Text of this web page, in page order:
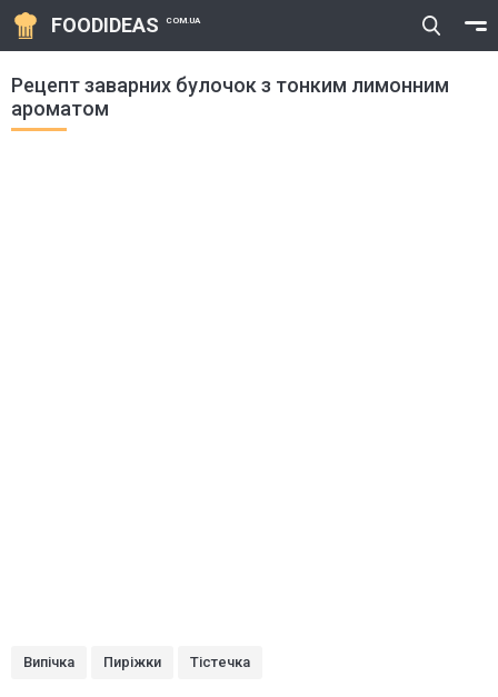
FOODIDEAS COM.UA
Рецепт заварних булочок з тонким лимонним
ароматом
Випічка Пиріжки Тістечка